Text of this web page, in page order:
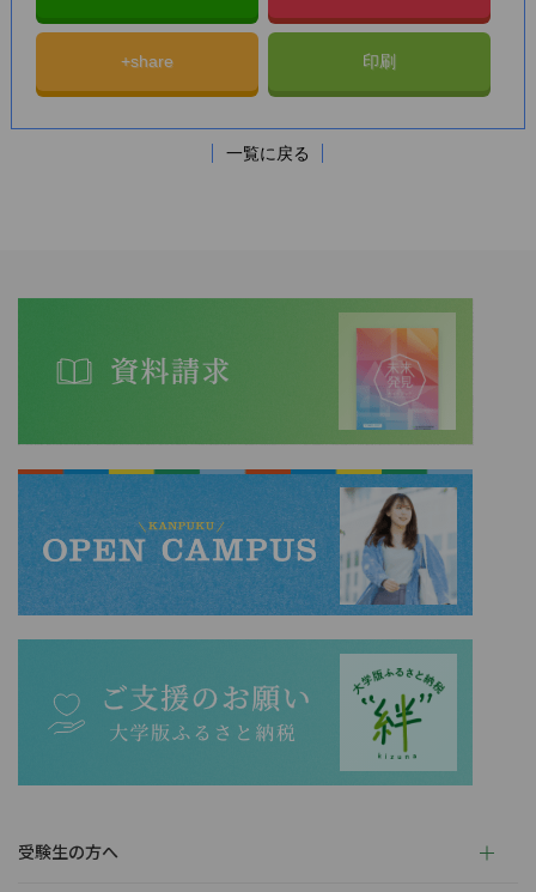
+share 印刷
一覧に戻る
受験生の方へ